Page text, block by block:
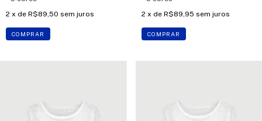
2 x de R$89,50 sem juros
COMPRAR
2 x de R$89,95 sem juros
COMPRAR